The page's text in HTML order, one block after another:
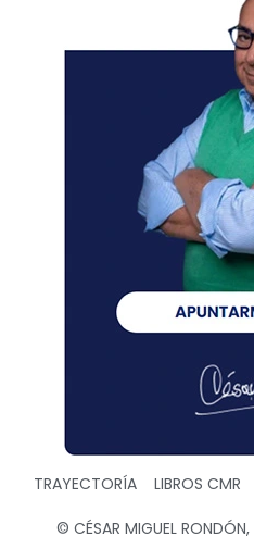
TRAYECTORÍA LIBROS CMR
© CÉSAR MIGUEL RONDÓN,